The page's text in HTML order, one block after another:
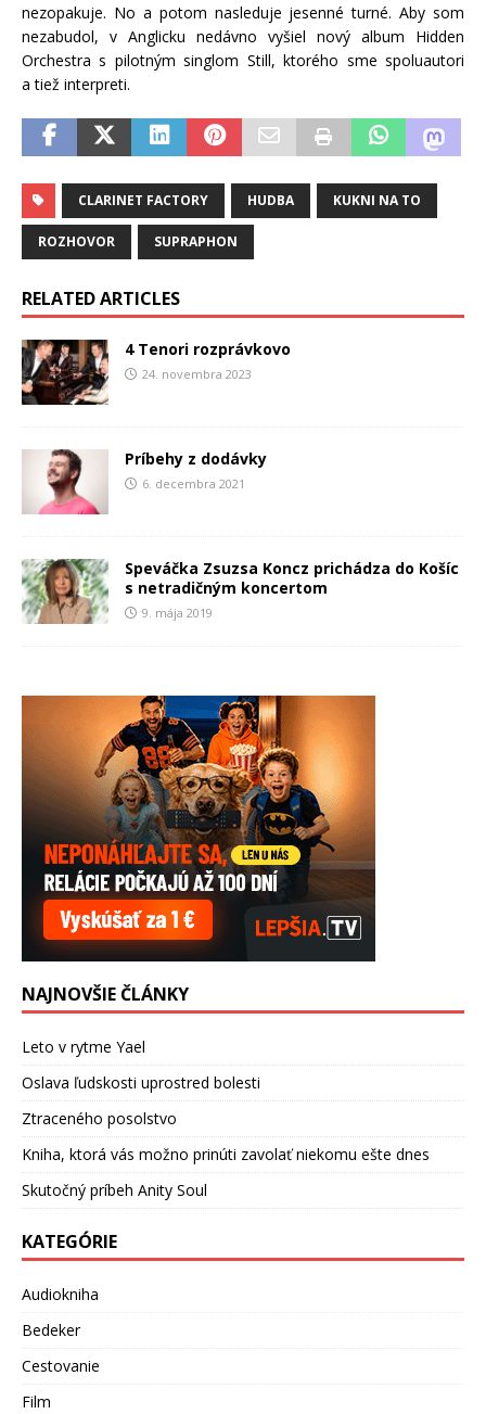
nezopakuje. No a potom nasleduje jesenné turné. Aby som
nezabudol, v Anglicku nedávno vyšiel nový album Hidden
Orchestra s pilotným singlom Still, ktorého sme spoluautori
a tiež interpreti.
CLARINET FACTORY HUDBA KUKNI NA TO
ROZHOVOR SUPRAPHON
RELATED ARTICLES
4 Tenori rozprávkovo
24. novembra 2023
Príbehy z dodávky
6. decembra 2021
Speváčka Zsuzsa Koncz prichádza do Košíc
s netradičným koncertom
9. mája 2019
NAJNOVŠIE ČLÁNKY
Leto v rytme Yael
Oslava ľudskosti uprostred bolesti
Ztraceného posolstvo
Kniha, ktorá vás možno prinúti zavolať niekomu ešte dnes
Skutočný príbeh Anity Soul
KATEGÓRIE
Audiokniha
Bedeker
Cestovanie
Film